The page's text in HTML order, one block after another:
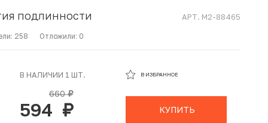
ПОДЛИННОСТИ АРТ. M2-88465
258 Отложили: 0
В НАЛИЧИИ 1 ШТ.
660руб.
594 руб.
В ИЗБРАННОЕ
КУПИТЬ